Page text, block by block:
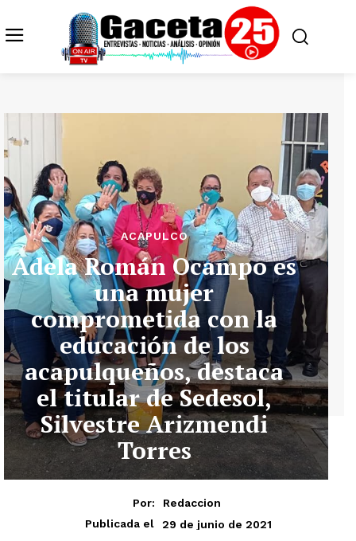
ACAPULCO
Adela Román Ocampo es
una mujer
comprometida con la
educación de los
acapulqueños, destaca
el titular de Sedesol,
Silvestre Arizmendi
Torres
Por:
Redaccion
Publicada el
29 de junio de 2021